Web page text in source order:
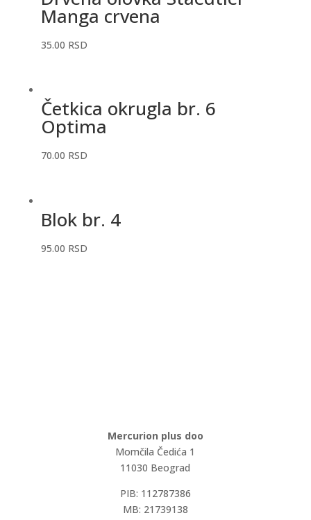
Manga crvena
35.00 RSD
Četkica okrugla br. 6
Optima
70.00 RSD
Blok br. 4
95.00 RSD
Mercurion plus doo
Momčila Čedića 1
11030 Beograd
PIB: 112787386
MB: 21739138